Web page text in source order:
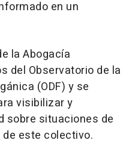
en un
la Abogacía
del Observatorio de la
(ODF) y se
visibilizar y
sobre situaciones de
este colectivo.